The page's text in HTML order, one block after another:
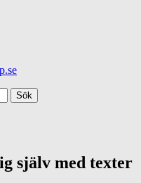
själv med texter